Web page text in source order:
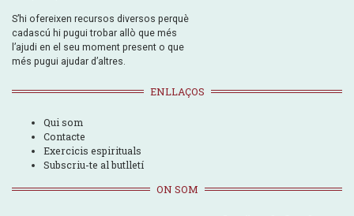
S’hi ofereixen recursos diversos perquè
cadascú hi pugui trobar allò que més
l’ajudi en el seu moment present o que
més pugui ajudar d’altres.
ENLLAÇOS
Qui som
Contacte
Exercicis espirituals
Subscriu-te al butlletí
ON SOM